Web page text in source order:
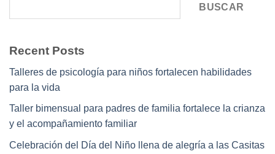
BUSCAR
Recent Posts
Talleres de psicología para niños fortalecen habilidades
para la vida
Taller bimensual para padres de familia fortalece la crianza
y el acompañamiento familiar
Celebración del Día del Niño llena de alegría a las Casitas